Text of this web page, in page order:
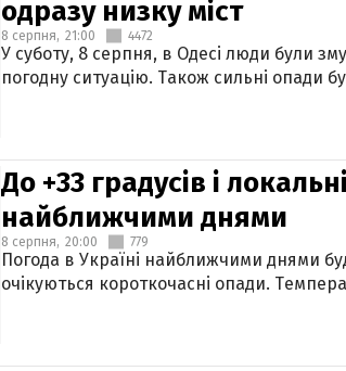
одразу низку міст
8 серпня, 21:00 4472
У суботу, 8 серпня, в Одесі люди були
погодну ситуацію. Також сильні опади
До +33 градусів і
найближчими днями
8 серпня, 20:00 779
Погода в Україні найближчими днями
очікуються короткочасні опади.